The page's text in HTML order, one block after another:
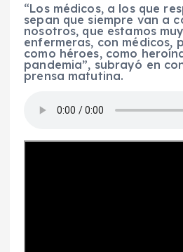
“Los médicos, a los que
sepan que siempre van a
nosotros, que estamos
enfermeras, con médicos,
como héroes, como
pandemia”, subrayó en
prensa matutina.